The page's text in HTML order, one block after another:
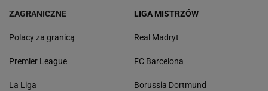
ZAGRANICZNE
Polacy za granicą
Premier League
La Liga
LIGA MISTRZÓW
Real Madryt
FC Barcelona
Borussia Dortmund